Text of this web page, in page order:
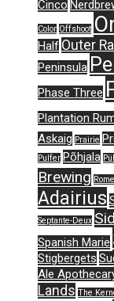
Cinco
Color Offshoot
Half Outer
Peninsula
Phase Three
Plantation
Askaig Prairie
Pulfer Põhjala
Brewing
Adairius
Septante-Deux
Spanish Marie
Stigbergets
Ale
Lands The